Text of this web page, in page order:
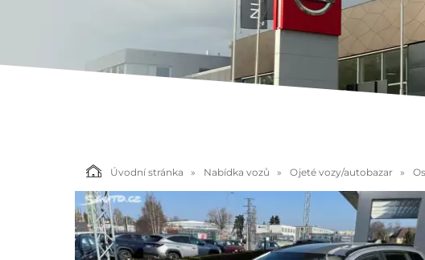
Úvodní stránka Nabídka vozů Ojeté vozy/autobazar